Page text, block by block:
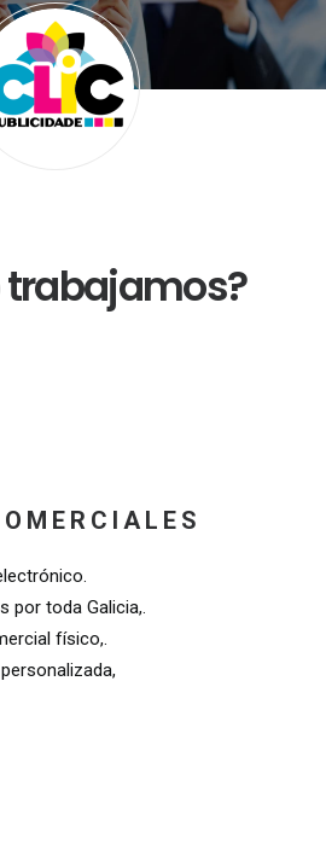
trabajamos?
por toda Galicia,.
físico,.